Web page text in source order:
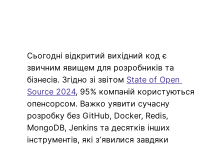
Сьогодні відкритий вихідний код є
звичним явищем для розробників та
бізнесів. Згідно зі звітом State of Open
Source 2024, 95% компаній користуються
опенсорсом. Важко уявити сучасну
розробку без GitHub, Docker, Redis,
MongoDB, Jenkins та десятків інших
інструментів, які зʼявилися завдяки